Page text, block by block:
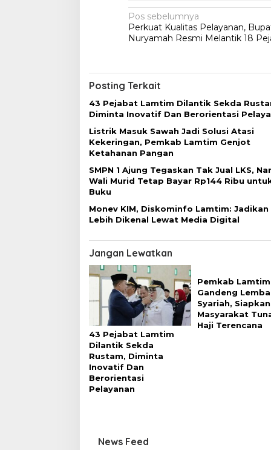
N
a
i
g
a
s
i
p
o
s
Pos sebelumnya
Perkuat Kualitas Pelayanan,
Nuryamah Resmi Melantik 18
Posting Terkait
43 Pejabat Lamtim Dilantik Sekda
Diminta Inovatif Dan Berorientasi
Listrik Masuk Sawah Jadi Solusi Atasi
Kekeringan, Pemkab Lamtim Genjot
Ketahanan Pangan
SMPN 1 Ajung Tegaskan Tak Jual LKS,
Wali Murid Tetap Bayar Rp144 Ribu
Buku
Monev KIM, Diskominfo Lamtim: Jadikan
Lebih Dikenal Lewat Media Digital
Jangan Lewatkan
43 Pejabat Lamtim
Dilantik Sekda
Rustam, Diminta
Inovatif Dan
Berorientasi
Pelayanan
Pemkab Lamtim
Gandeng
Syariah, Siapkan
Masyarakat
Haji Terencana
News Feed